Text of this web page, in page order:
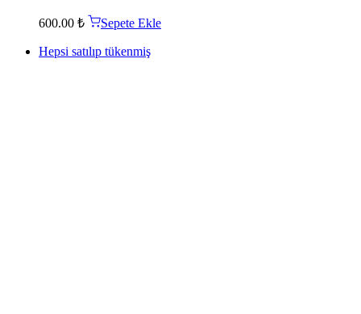
600.00 ₺ Sepete Ekle
Hepsi satılıp tükenmiş